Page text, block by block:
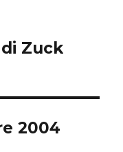
Zuck
2004